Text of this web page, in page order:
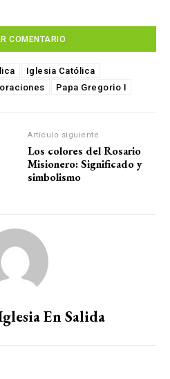
Iglesia Católica
oraciones Papa Gregorio I
Artículo siguiente
Los colores del Rosario
Misionero: Significado y
simbolismo
En Salida